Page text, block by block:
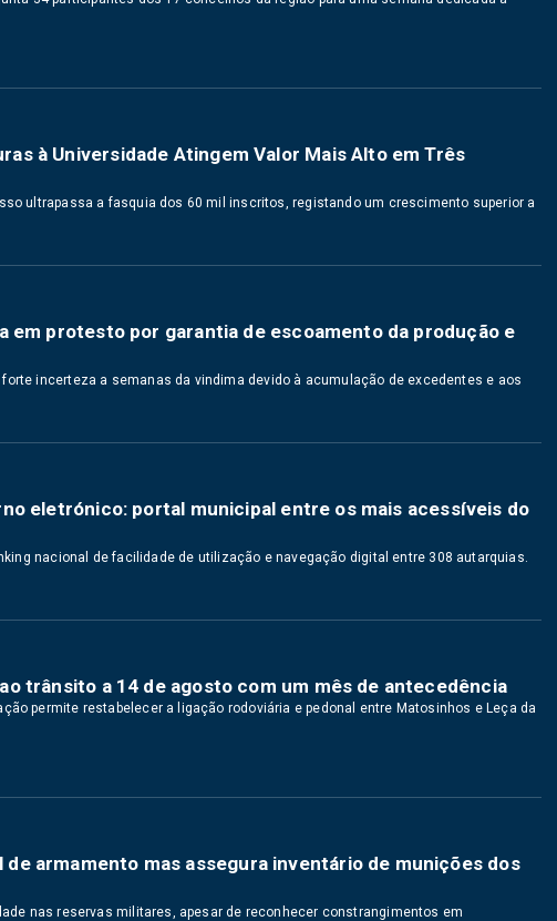
à Universidade Atingem Valor Mais Alto em Três
ultrapassa a fasquia dos 60 mil inscritos, registando um crescimento superior a
em protesto por garantia de escoamento da produção e
incerteza a semanas da vindima devido à acumulação de excedentes e aos
eletrónico: portal municipal entre os mais acessíveis do
nacional de facilidade de utilização e navegação digital entre 308 autarquias.
trânsito a 14 de agosto com um mês de antecedência
permite restabelecer a ligação rodoviária e pedonal entre Matosinhos e Leça da
armamento mas assegura inventário de munições dos
nas reservas militares, apesar de reconhecer constrangimentos em